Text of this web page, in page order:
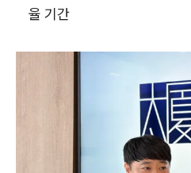
율 기간